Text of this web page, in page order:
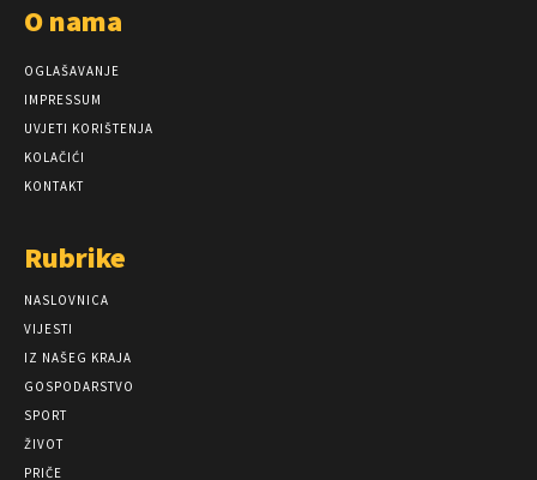
O nama
OGLAŠAVANJE
IMPRESSUM
UVJETI KORIŠTENJA
KOLAČIĆI
KONTAKT
Rubrike
NASLOVNICA
VIJESTI
IZ NAŠEG KRAJA
GOSPODARSTVO
SPORT
ŽIVOT
PRIČE